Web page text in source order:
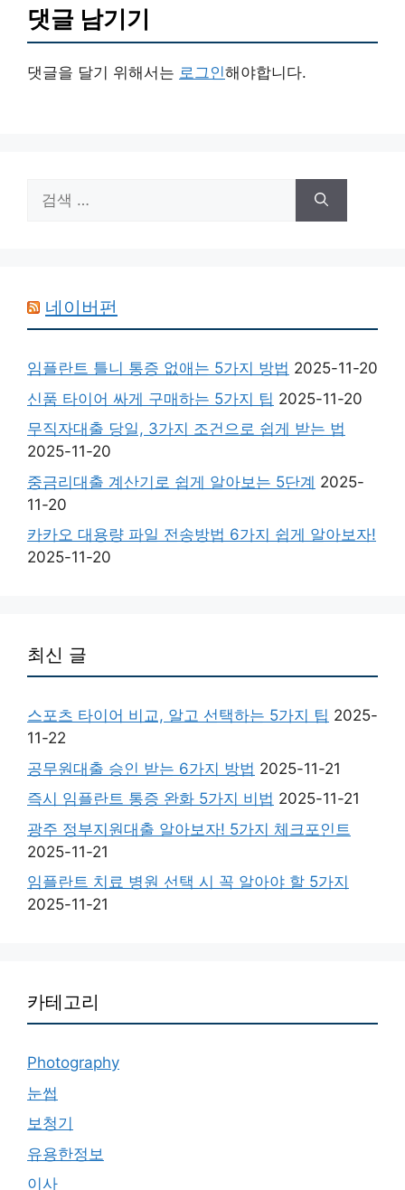
댓글 남기기
댓글을 달기 위해서는 로그인해야합니다.
색:
네이버펀
임플란트 틀니 통증 없애는 5가지 방법 2025-11-20
신품 타이어 싸게 구매하는 5가지 팁 2025-11-20
무직자대출 당일, 3가지 조건으로 쉽게 받는 법
2025-11-20
중금리대출 계산기로 쉽게 알아보는 5단계 2025-
11-20
카카오 대용량 파일 전송방법 6가지 쉽게 알아보자!
2025-11-20
최신 글
스포츠 타이어 비교, 알고 선택하는 5가지 팁 2025-
11-22
공무원대출 승인 받는 6가지 방법 2025-11-21
즉시 임플란트 통증 완화 5가지 비법 2025-11-21
광주 정부지원대출 알아보자! 5가지 체크포인트
2025-11-21
임플란트 치료 병원 선택 시 꼭 알아야 할 5가지
2025-11-21
카테고리
Photography
눈썹
보청기
유용한정보
이사